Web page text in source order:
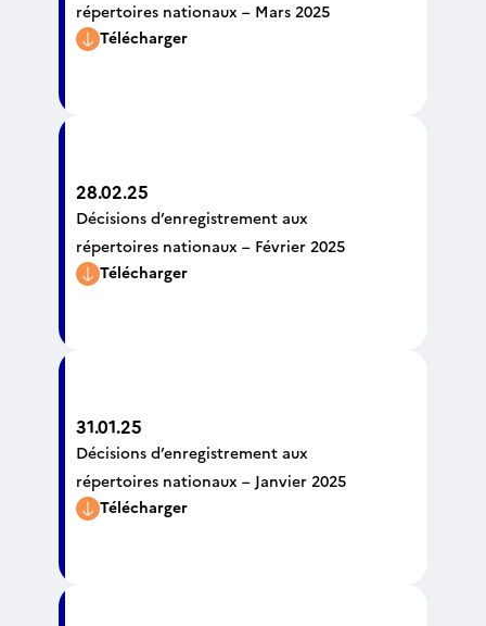
répertoires nationaux – Mars 2025
Télécharger
28.02.25
Décisions d’enregistrement aux
répertoires nationaux – Février 2025
Télécharger
31.01.25
Décisions d’enregistrement aux
répertoires nationaux – Janvier 2025
Télécharger